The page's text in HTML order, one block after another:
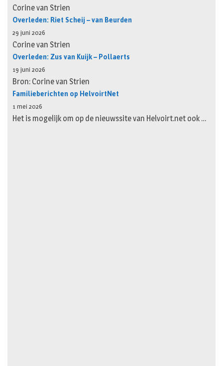
Corine van Strien
Overleden: Riet Scheij – van Beurden
29 juni 2026
Corine van Strien
Overleden: Zus van Kuijk – Pollaerts
19 juni 2026
Bron: Corine van Strien
Familieberichten op HelvoirtNet
1 mei 2026
Het is mogelijk om op de nieuwssite van Helvoirt.net ook …